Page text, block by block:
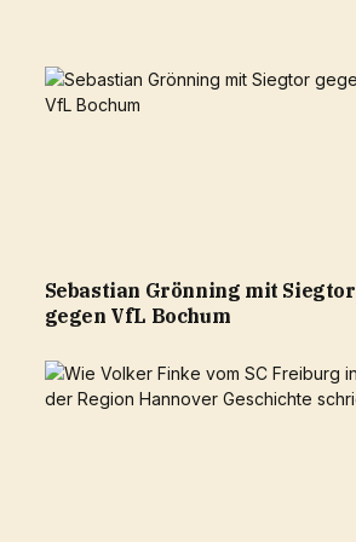
Sebastian Grönning mit Siegtor
gegen VfL Bochum